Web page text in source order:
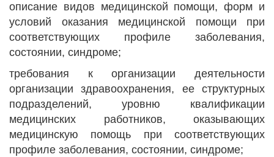
описание видов медицинской помощи, форм и
условий оказания медицинской помощи при
соответствующих профиле заболевания,
состоянии, синдроме;
требования к организации деятельности
организации здравоохранения, ее структурных
подразделений, уровню квалификации
медицинских работников, оказывающих
медицинскую помощь при соответствующих
профиле заболевания, состоянии, синдроме;